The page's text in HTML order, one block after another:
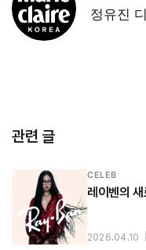
정유진
관련 글
CELEB
레이벤의 새
2026.04.10